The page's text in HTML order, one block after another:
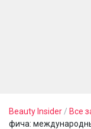
Beauty Insider / Все
фича: